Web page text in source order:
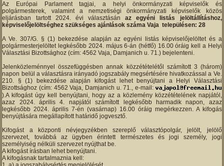
Az Európai Parlament tagjai, a helyi önkormányzati képviselők és
polgármesterek, valamint a nemzetiségi önkormányzati képviselők közös
eljárásban tartott 2024. évi választásánaz egyéni listás jelöltállításhoz,
képviselőjelöltséghez szükséges ajánlások száma Vaja településen: 28
A Ve. 307/G. § (1) bekezdése alapján az egyéni listás képviselőjelöltet és a
polgármesterjelöltet legkésőbb 2024. május 6-án (hétfő) 16.00 óráig kell a Helyi
Választási Bizottsághoz (cím: 4562 Vaja, Damjanich u. 71.) bejelenteni.
Jelenközleménnyel összefüggésben annak közzétételétől számított 3 (három)
napon belül a választásra irányadó jogszabály megsértésére hivatkozással a Ve.
210. § (1) bekezdése alapján kifogást lehet benyújtani a Helyi Választási
Bizottsághoz (cím: 4562 Vaja, Damjanich u. 71., e-mail:
).A kifogást úgy kell benyújtani, hogy az a közlemény közzétételének napjától,
azaz 2024. április 4. napjától számított legkésőbb harmadik napon, azaz
legkésőbb 2024. április 7-én (vasárnap) 16.00 óráig megérkezzen. A kifogás
benyújtására megállapított határidő jogvesztő.
Kifogást a központi névjegyzékben szereplő választópolgár, jelölt, jelölő
szervezet, továbbá az ügyben érintett természetes és jogi személy, jogi
személyiség nélküli szervezet nyújthat be.
A kifogást írásban lehet benyújtani.
A kifogásnak tartalmaznia kell: